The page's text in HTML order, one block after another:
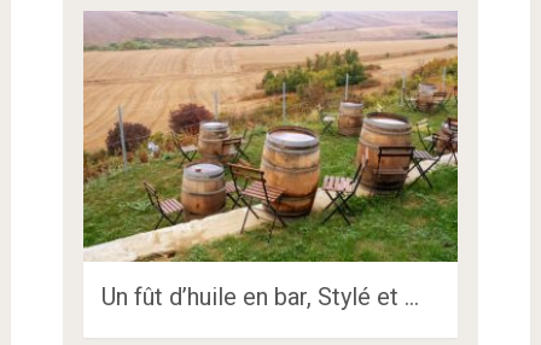
Un fût d’huile en bar, Stylé et …